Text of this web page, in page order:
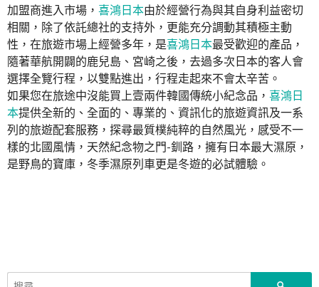
加盟商進入市場， 喜鴻日本由於經營行為與其自身利益密切
相關，除了依託總社的支持外，更能充分調動其積極主動
性，在旅遊市場上經營多年，是喜鴻日本最受歡迎的產品，
隨著華航開闢的鹿兒島、宮崎之後，去過多次日本的客人會
選擇全覽行程，以雙點進出，行程走起來不會太辛苦。
如果您在旅途中沒能買上壹兩件韓國傳統小紀念品， 喜鴻日
本提供全新的、全面的、專業的、資訊化的旅遊資訊及一系
列的旅遊配套服務，探尋最質樸純粹的自然風光，感受不一
樣的北國風情，天然紀念物之門-釧路，擁有日本最大濕原，
是野鳥的寶庫，冬季濕原列車更是冬遊的必試體驗。